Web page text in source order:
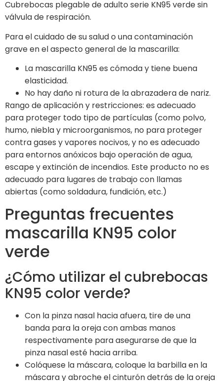
Cubrebocas plegable de adulto serie KN95 verde sin
válvula de respiración.
Para el cuidado de su salud o una contaminación
grave en el aspecto general de la mascarilla:
La mascarilla KN95 es cómoda y tiene buena
elasticidad.
No hay daño ni rotura de la abrazadera de nariz.
Rango de aplicación y restricciones: es adecuado
para proteger todo tipo de partículas (como polvo,
humo, niebla y microorganismos, no para proteger
contra gases y vapores nocivos, y no es adecuado
para entornos anóxicos bajo operación de agua,
escape y extinción de incendios. Este producto no es
adecuado para lugares de trabajo con llamas
abiertas (como soldadura, fundición, etc.)
Preguntas frecuentes
mascarilla KN95 color
verde
¿Cómo utilizar el cubrebocas
KN95 color verde?
Con la pinza nasal hacia afuera, tire de una
banda para la oreja con ambas manos
respectivamente para asegurarse de que la
pinza nasal esté hacia arriba.
Colóquese la máscara, coloque la barbilla en la
máscara y abroche el cinturón detrás de la oreja